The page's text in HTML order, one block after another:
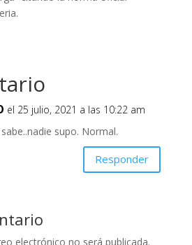
el 25 julio, 2021 a las 10:22 am
supo. Normal.
Responder
electrónico no será publicada.